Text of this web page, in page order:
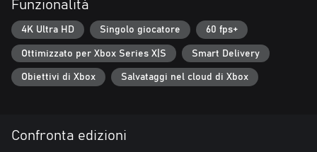
Funzionalità
4K Ultra HD Singolo giocatore 60 fps+
Ottimizzato per Xbox Series X|S Smart Delivery
Obiettivi di Xbox Salvataggi nel cloud di Xbox
Confronta edizioni